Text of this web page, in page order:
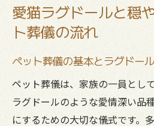
心安らぐお別れを叶える
ペット葬儀で心安らぐ
法
ラグドールの個性に
工夫
遺族の心を癒すペッ
愛猫ラグドールと穏
ト葬儀の流れ
ペット葬儀の基本とラグドー
ペット葬儀は、家族の一員とし
ラグドールのような愛情深い品
にするための大切な儀式です。